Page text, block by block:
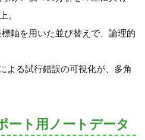
。
軸を用いた並び替えで、論理的
よる試行錯誤の可視化が、多角
ート用ノートデータ